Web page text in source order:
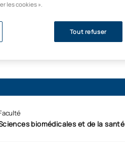
biomédicales et de la santé
les cookies ».
Tout refuser